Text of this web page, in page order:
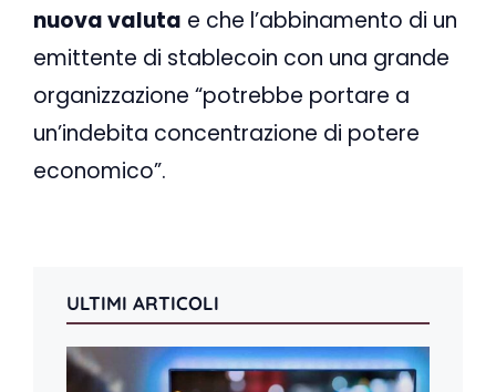
nuova valuta e che l’abbinamento di un
emittente di stablecoin con una grande
organizzazione “potrebbe portare a
un’indebita concentrazione di potere
economico”.
ULTIMI ARTICOLI